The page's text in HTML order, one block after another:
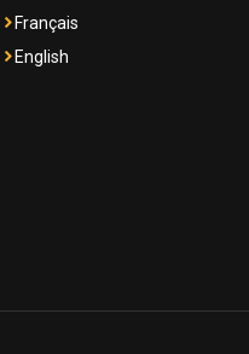
Français
English